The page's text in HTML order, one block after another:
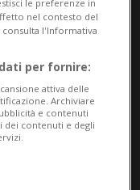
archivio
Archivioper
scegli
e
pubblicità.
le preferenze in
nel contesto del
l'Informativa
per fornire:
attiva delle
Archiviare
e contenuti
dei contenuti e degli